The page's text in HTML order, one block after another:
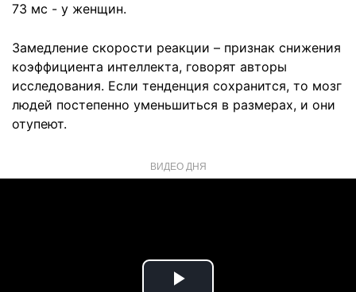
73 мс - у женщин.
Замедление скорости реакции – признак снижения
коэффициента интеллекта, говорят авторы
исследования. Если тенденция сохранится, то мозг
людей постепенно уменьшиться в размерах, и они
отупеют.
ВИДЕО ДНЯ